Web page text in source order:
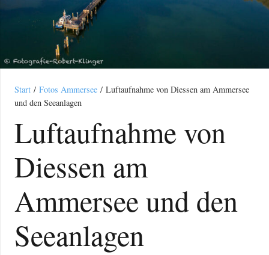
Start / Fotos Ammersee / Luftaufnahme von Diessen am Ammersee
und den Seeanlagen
Luftaufnahme von
Diessen am
Ammersee und den
Seeanlagen